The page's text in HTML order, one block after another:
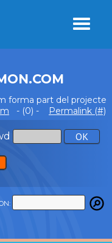
forma part del projecte
- (0) - Permalink (#)